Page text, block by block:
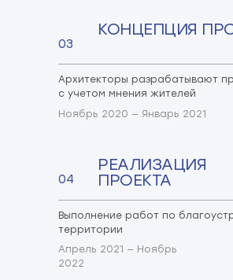
КОНЦЕПЦИЯ
Архитекторы разрабатывают
с учетом мнения жителей
03
РЕАЛИЗАЦИЯ
ПРОЕКТА
Выполнение работ по
территории
04
Апрель 2021 — Ноябрь
2022
Ноябрь 2020 — Январь 2021